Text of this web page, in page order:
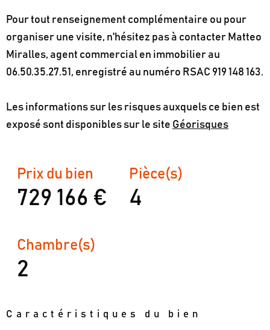
Pour tout renseignement complémentaire ou pour
organiser une visite, n'hésitez pas à contacter Matteo
Miralles, agent commercial en immobilier au
06.50.35.27.51, enregistré au numéro RSAC 919 148 163.
Les informations sur les risques auxquels ce bien est
exposé sont disponibles sur le site Géorisques
Prix du bien
729 166 €
Pièce(s)
4
Chambre(s)
2
Caractéristiques du bien